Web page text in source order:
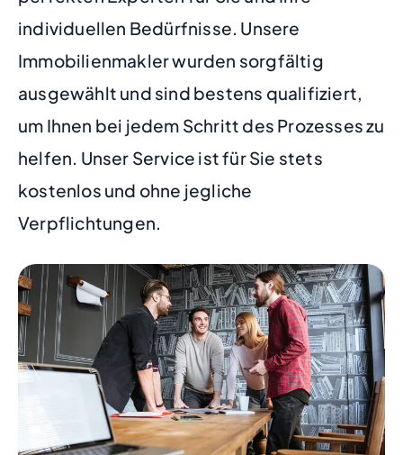
individuellen Bedürfnisse. Unsere
Immobilienmakler wurden sorgfältig
ausgewählt und sind bestens qualifiziert,
um Ihnen bei jedem Schritt des Prozesses zu
helfen. Unser Service ist für Sie stets
kostenlos und ohne jegliche
Verpflichtungen.